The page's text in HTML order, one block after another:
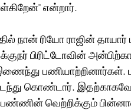
என்றார்.
நான் ரியோ ராஜின் தாயார்
பிரிட்டோவின்
பணியாற்றினார்கள்.
கொண்டார். இதற்காகவே
வெற்றிக்கும்